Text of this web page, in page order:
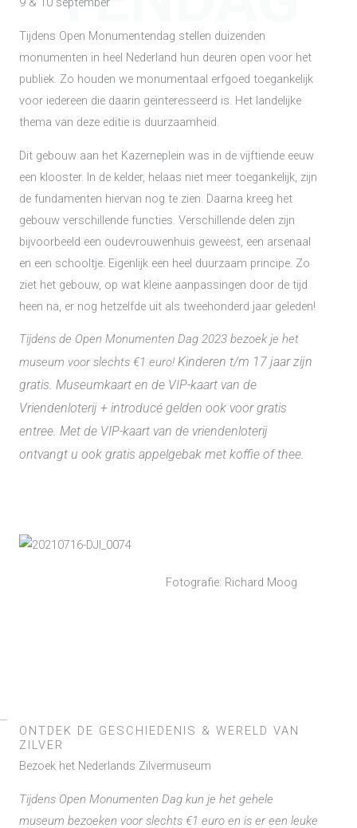
Tijdens Open Monumentendag stellen duizenden
monumenten in heel Nederland hun deuren open voor het
publiek. Zo houden we monumentaal erfgoed toegankelijk
voor iedereen die daarin geïnteresseerd is. Het landelijke
thema van deze editie is duurzaamheid.
Dit gebouw aan het Kazerneplein was in de vijftiende eeuw
een klooster. In de kelder, helaas niet meer toegankelijk, zijn
de fundamenten hiervan nog te zien. Daarna kreeg het
gebouw verschillende functies. Verschillende delen zijn
bijvoorbeeld een oudevrouwenhuis geweest, een arsenaal
en een schooltje. Eigenlijk een heel duurzaam principe. Zo
ziet het gebouw, op wat kleine aanpassingen door de tijd
heen na, er nog hetzelfde uit als tweehonderd jaar geleden!
Tijdens de Open Monumenten Dag 2023 bezoek je het
museum voor slechts €1 euro! Kinderen t/m 17 jaar zijn
gratis. Museumkaart en de VIP-kaart van de
Vriendenloterij + introducé gelden ook voor gratis
entree. Met de VIP-kaart van de vriendenloterij
ontvangt u ook gratis appelgebak met koffie of thee.
Fotografie: Richard Moog
ONTDEK DE GESCHIEDENIS & WERELD VAN
ZILVER
Bezoek het Nederlands Zilvermuseum
Tijdens Open Monumenten Dag kun je het gehele
museum bezoeken voor slechts €1 euro en is er een leuke